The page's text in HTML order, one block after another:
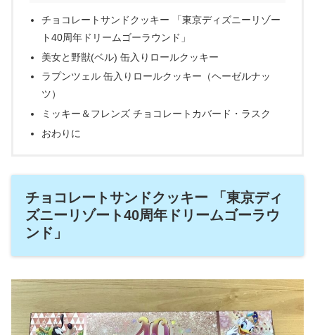
チョコレートサンドクッキー 「東京ディズニーリゾー
ト40周年ドリームゴーラウンド」
美女と野獣(ベル) 缶入りロールクッキー
ラプンツェル 缶入りロールクッキー（ヘーゼルナッ
ツ）
ミッキー＆フレンズ チョコレートカバード・ラスク
おわりに
チョコレートサンドクッキー 「東京ディ
ズニーリゾート40周年ドリームゴーラウ
ンド」